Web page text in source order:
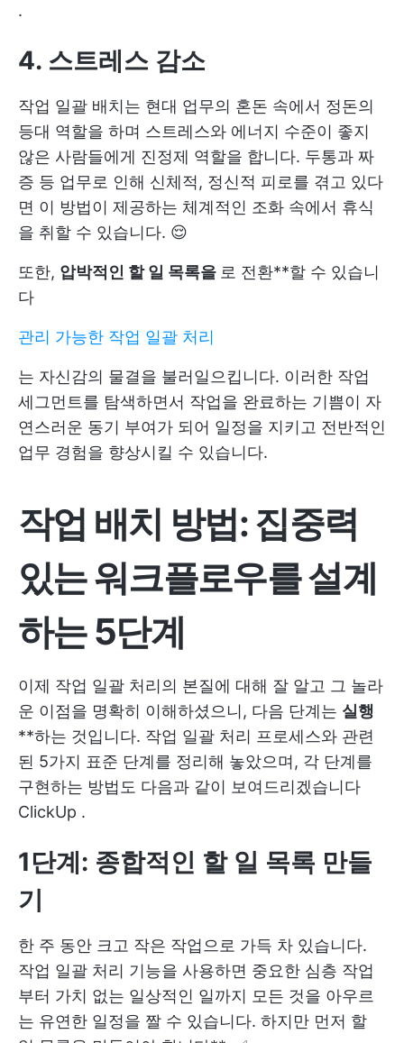
.
4. 스트레스 감소
작업 일괄 배치는 현대 업무의 혼돈 속에서 정돈의
등대 역할을 하며 스트레스와 에너지 수준이 좋지
않은 사람들에게 진정제 역할을 합니다. 두통과 짜
증 등 업무로 인해 신체적, 정신적 피로를 겪고 있다
면 이 방법이 제공하는 체계적인 조화 속에서 휴식
을 취할 수 있습니다. 😌
또한, 압박적인 할 일 목록을 로 전환**할 수 있습니
다
관리 가능한 작업 일괄 처리
는 자신감의 물결을 불러일으킵니다. 이러한 작업
세그먼트를 탐색하면서 작업을 완료하는 기쁨이 자
연스러운 동기 부여가 되어 일정을 지키고 전반적인
업무 경험을 향상시킬 수 있습니다.
작업 배치 방법: 집중력
있는 워크플로우를 설계
하는 5단계
이제 작업 일괄 처리의 본질에 대해 잘 알고 그 놀라
운 이점을 명확히 이해하셨으니, 다음 단계는 실행
**하는 것입니다. 작업 일괄 처리 프로세스와 관련
된 5가지 표준 단계를 정리해 놓았으며, 각 단계를
구현하는 방법도 다음과 같이 보여드리겠습니다
ClickUp .
1단계: 종합적인 할 일 목록 만들
기
한 주 동안 크고 작은 작업으로 가득 차 있습니다.
작업 일괄 처리 기능을 사용하면 중요한 심층 작업
부터 가치 없는 일상적인 일까지 모든 것을 아우르
는 유연한 일정을 짤 수 있습니다. 하지만 먼저 할